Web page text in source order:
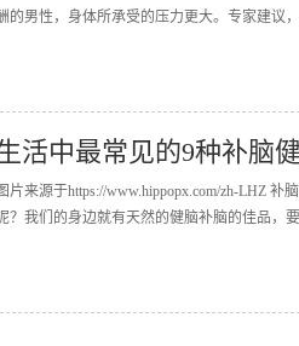
的男性，身体所承受的压力更大。专家建议
活中最常见的9种补脑
片来源于https://www.hippopx.com/zh-LHZ
？我们的身边就有天然的健脑补脑的佳品，